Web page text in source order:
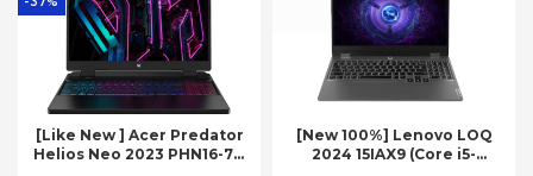
[Like New ] Acer Predator
Helios Neo 2023 PHN16-71-
[New 100%] Lenovo LOQ
2024 15IAX9 (Core i5-